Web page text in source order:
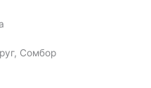
, Сомбор